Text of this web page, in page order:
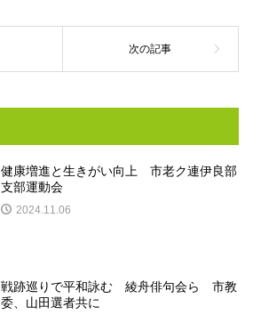
健康増進と生きがい向上 市老ク連伊良部
支部運動会
2024.11.06
戦跡巡りで平和詠む 綾舟俳句会ら 市教
委、山田選者共に